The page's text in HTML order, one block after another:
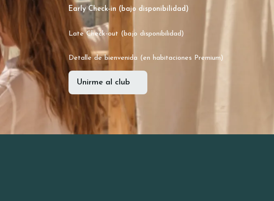
Early Check-in (bajo disponibilidad)
Late Check-out (bajo disponibilidad)
Detalle de bienvenida (en habitaciones Premium)
Unirme al club